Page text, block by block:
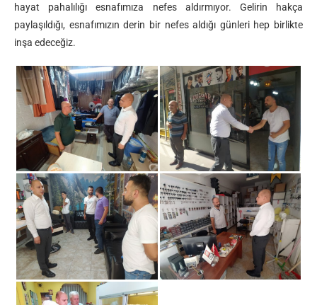
hayat pahalılığı esnafımıza nefes aldırmıyor. Gelirin hakça
paylaşıldığı, esnafımızın derin bir nefes aldığı günleri hep birlikte
inşa edeceğiz.